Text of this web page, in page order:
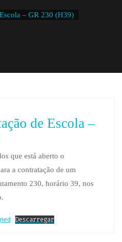
– GR 230 (H39)
de Escola –
que está aberto o
a contratação de um
230, horário 39, nos
Descarregar